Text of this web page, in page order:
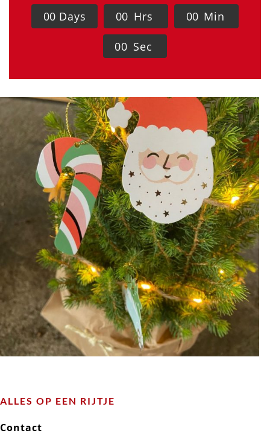
00 Days 00 Hrs 00 Min
00 Sec
ALLES OP EEN RIJTJE
Contact